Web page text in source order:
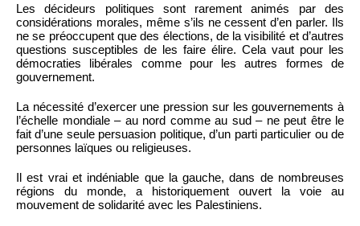
Les décideurs politiques sont rarement animés par des
considérations morales, même s’ils ne cessent d’en parler. Ils
ne se préoccupent que des élections, de la visibilité et d’autres
questions susceptibles de les faire élire. Cela vaut pour les
démocraties libérales comme pour les autres formes de
gouvernement.
La nécessité d’exercer une pression sur les gouvernements à
l’échelle mondiale – au nord comme au sud – ne peut être le
fait d’une seule persuasion politique, d’un parti particulier ou de
personnes laïques ou religieuses.
Il est vrai et indéniable que la gauche, dans de nombreuses
régions du monde, a historiquement ouvert la voie au
mouvement de solidarité avec les Palestiniens.